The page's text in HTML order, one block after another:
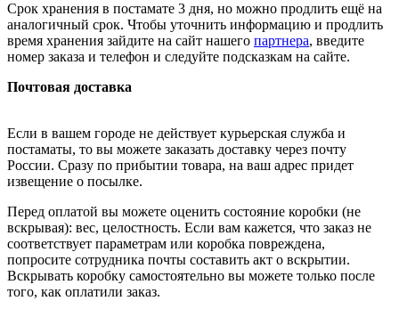
Срок хранения в постамате 3 дня, но можно продлить ещё на
аналогичный срок. Чтобы уточнить информацию и продлить
время хранения зайдите на сайт нашего партнера, введите
номер заказа и телефон и следуйте подсказкам на сайте.
Почтовая доставка
Если в вашем городе не действует курьерская служба и
постаматы, то вы можете заказать доставку через почту
России. Сразу по прибытии товара, на ваш адрес придет
извещение о посылке.
Перед оплатой вы можете оценить состояние коробки (не
вскрывая): вес, целостность. Если вам кажется, что заказ не
соответствует параметрам или коробка повреждена,
попросите сотрудника почты составить акт о вскрытии.
Вскрывать коробку самостоятельно вы можете только после
того, как оплатили заказ.